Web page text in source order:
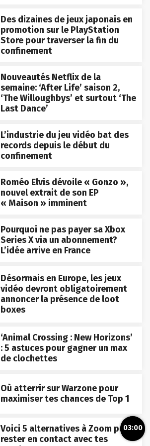
Des dizaines de jeux japonais en
promotion sur le PlayStation
Store pour traverser la fin du
confinement
Nouveautés Netflix de la
semaine: ‘After Life’ saison 2,
‘The Willoughbys’ et surtout ‘The
Last Dance’
L’industrie du jeu vidéo bat des
records depuis le début du
confinement
Roméo Elvis dévoile « Gonzo »,
nouvel extrait de son EP
« Maison » imminent
Pourquoi ne pas payer sa Xbox
Series X via un abonnement?
L’idée arrive en France
Désormais en Europe, les jeux
vidéo devront obligatoirement
annoncer la présence de loot
boxes
‘Animal Crossing : New Horizons’
: 5 astuces pour gagner un max
de clochettes
Où atterrir sur Warzone pour
maximiser tes chances de Top 1
Voici 5 alternatives à Zoom pour
rester en contact avec tes
03:00